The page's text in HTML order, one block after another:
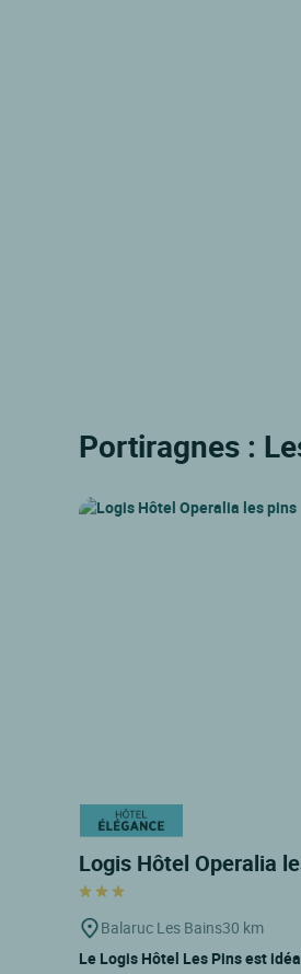
Portiragnes :
Logis Hôtel Operalia
Balaruc Les Bains30 km
Le Logis Hôtel Les Pins est